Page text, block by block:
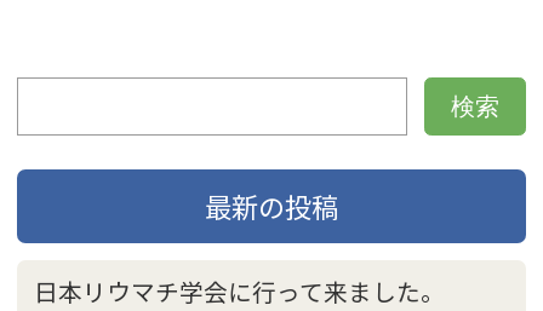
最新の投稿
日本リウマチ学会に行って来ました。